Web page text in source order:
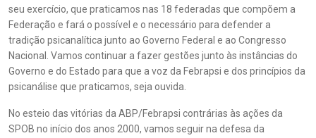
seu exercício, que praticamos nas 18 federadas que compõem a
Federação e fará o possível e o necessário para defender a
tradição psicanalítica junto ao Governo Federal e ao Congresso
Nacional. Vamos continuar a fazer gestões junto às instâncias do
Governo e do Estado para que a voz da Febrapsi e dos princípios da
psicanálise que praticamos, seja ouvida.
No esteio das vitórias da ABP/Febrapsi contrárias às ações da
SPOB no início dos anos 2000, vamos seguir na defesa da